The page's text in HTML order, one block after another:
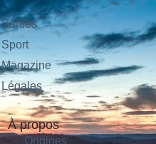
Sorties
Sport
Magazine
Légales
À propos
Origines